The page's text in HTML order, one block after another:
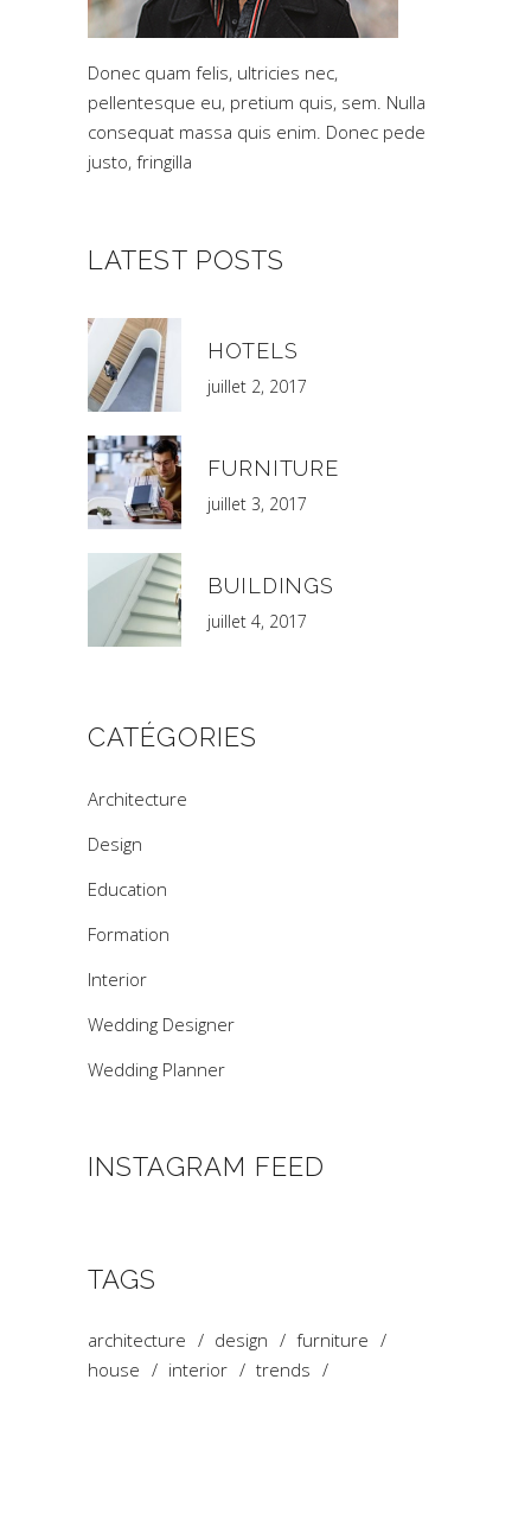
Donec quam felis, ultricies nec,
pellentesque eu, pretium quis, sem. Nulla
consequat massa quis enim. Donec pede
justo, fringilla
LATEST POSTS
HOTELS
juillet 2, 2017
FURNITURE
juillet 3, 2017
BUILDINGS
juillet 4, 2017
CATÉGORIES
Architecture
Design
Education
Formation
Interior
Wedding Designer
Wedding Planner
INSTAGRAM FEED
TAGS
architecture design
furniture
house
interior trends